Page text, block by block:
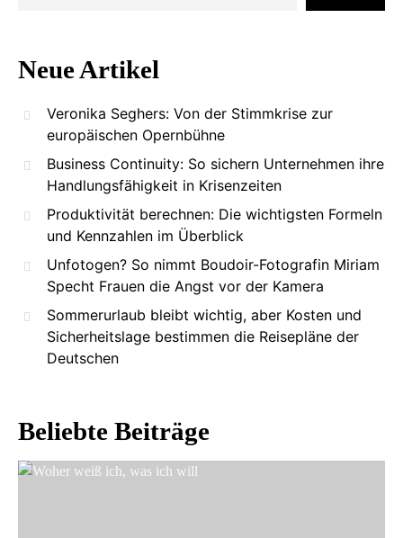
Neue Artikel
Veronika Seghers: Von der Stimmkrise zur
europäischen Opernbühne
Business Continuity: So sichern Unternehmen ihre
Handlungsfähigkeit in Krisenzeiten
Produktivität berechnen: Die wichtigsten Formeln
und Kennzahlen im Überblick
Unfotogen? So nimmt Boudoir-Fotografin Miriam
Specht Frauen die Angst vor der Kamera
Sommerurlaub bleibt wichtig, aber Kosten und
Sicherheitslage bestimmen die Reisepläne der
Deutschen
Beliebte Beiträge